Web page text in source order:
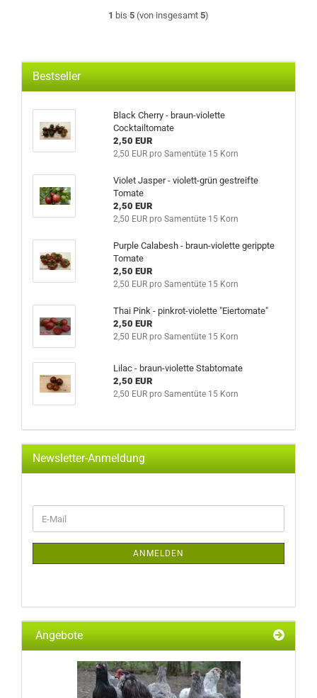
1 bis 5 (von insgesamt 5)
Bestseller
Black Cherry - braun-violette
Cocktailtomate
2,50 EUR
2,50 EUR pro Samentüte 15 Korn
Violet Jasper - violett-grün gestreifte
Tomate
2,50 EUR
2,50 EUR pro Samentüte 15 Korn
Purple Calabesh - braun-violette gerippte
Tomate
2,50 EUR
2,50 EUR pro Samentüte 15 Korn
Thai Pink - pinkrot-violette "Eiertomate"
2,50 EUR
2,50 EUR pro Samentüte 15 Korn
Lilac - braun-violette Stabtomate
2,50 EUR
2,50 EUR pro Samentüte 15 Korn
Newsletter-Anmeldung
ZUR
E-
Mail
ANMELDEN
Angebote